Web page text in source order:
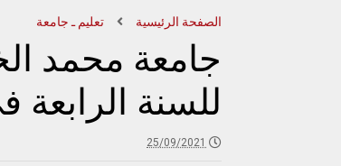
الصفحة الرئيسية تعليم ـ جامعة
جامعة محمد
للسنة
25/09/2021